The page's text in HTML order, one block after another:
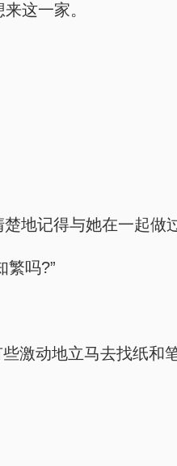
这一家。
地记得与她在一起做
繁吗?”
激动地立马去找纸和